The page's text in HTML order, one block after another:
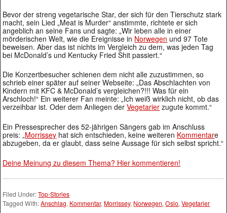
Bevor der streng vegetarische Star, der sich für den Tierschutz stark
macht, sein Lied „Meat is Murder“ anstimmte, richtete er sich
angeblich an seine Fans und sagte: „Wir leben alle in einer
mörderischen Welt, wie die Ereignisse in Norwegen und 97 Tote
beweisen. Aber das ist nichts im Vergleich zu dem, was jeden Tag
bei McDonald’s und Kentucky Fried Shit passiert.“
Die Konzertbesucher schienen dem nicht alle zuzustimmen, so
schrieb einer später auf seiner Webseite: „Das Abschlachten von
Kindern mit KFC & McDonald’s vergleichen?!!! Was für ein
Arschloch!“ Ein weiterer Fan meinte: „Ich weiß wirklich nicht, ob das
verzeihbar ist. Oder dem Anliegen derVegetarier zugute kommt.“
Ein Pressesprecher des 52-jährigen Sängers gab im Anschluss
preis: „Morrissey hat sich entschieden, keine weiteren Kommentare
abzugeben, da er glaubt, dass seine Aussage für sich selbst spricht.“
Deine Meinung zu diesem Thema? Hier kommentieren!
Filed Under:Top-Stories
Tagged With:Anschlag, Kommentar, Morrissey, Norwegen,Oslo,Vegetarier